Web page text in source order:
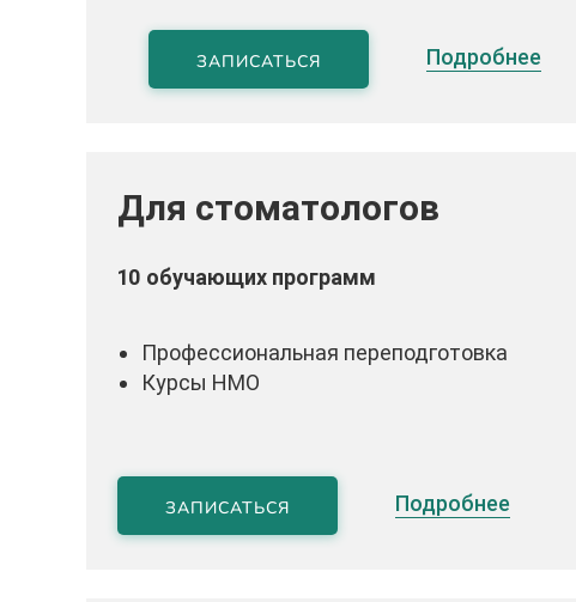
ЗАПИСАТЬСЯ Подробнее
Для стоматологов
10 обучающих программ
Профессиональная переподготовка
Курсы НМО
ЗАПИСАТЬСЯ Подробнее